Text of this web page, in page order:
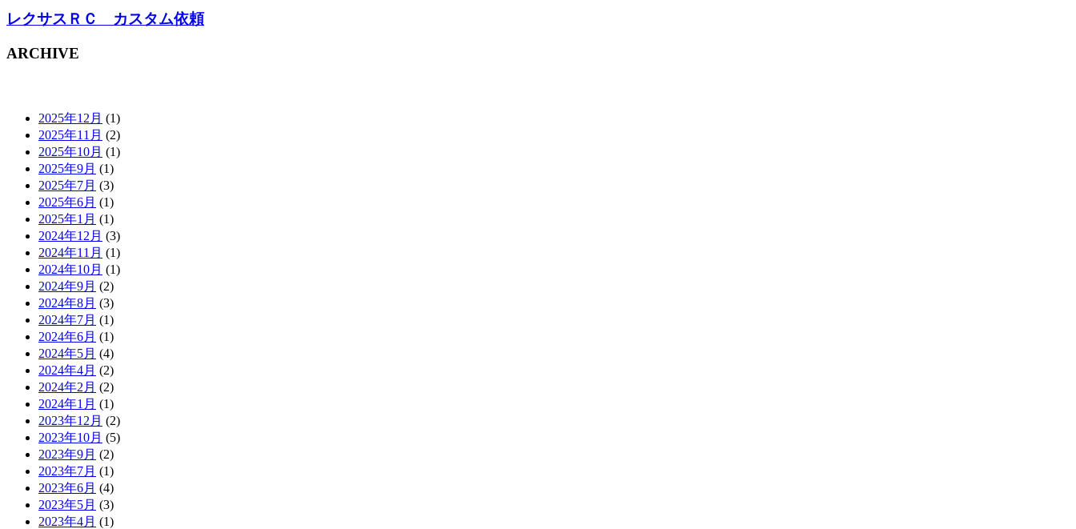
レクサスＲＣ カスタム依頼
ARCHIVE
2025年12月 (1)
2025年11月 (2)
2025年10月 (1)
2025年9月 (1)
2025年7月 (3)
2025年6月 (1)
2025年1月 (1)
2024年12月 (3)
2024年11月 (1)
2024年10月 (1)
2024年9月 (2)
2024年8月 (3)
2024年7月 (1)
2024年6月 (1)
2024年5月 (4)
2024年4月 (2)
2024年2月 (2)
2024年1月 (1)
2023年12月 (2)
2023年10月 (5)
2023年9月 (2)
2023年7月 (1)
2023年6月 (4)
2023年5月 (3)
2023年4月 (1)